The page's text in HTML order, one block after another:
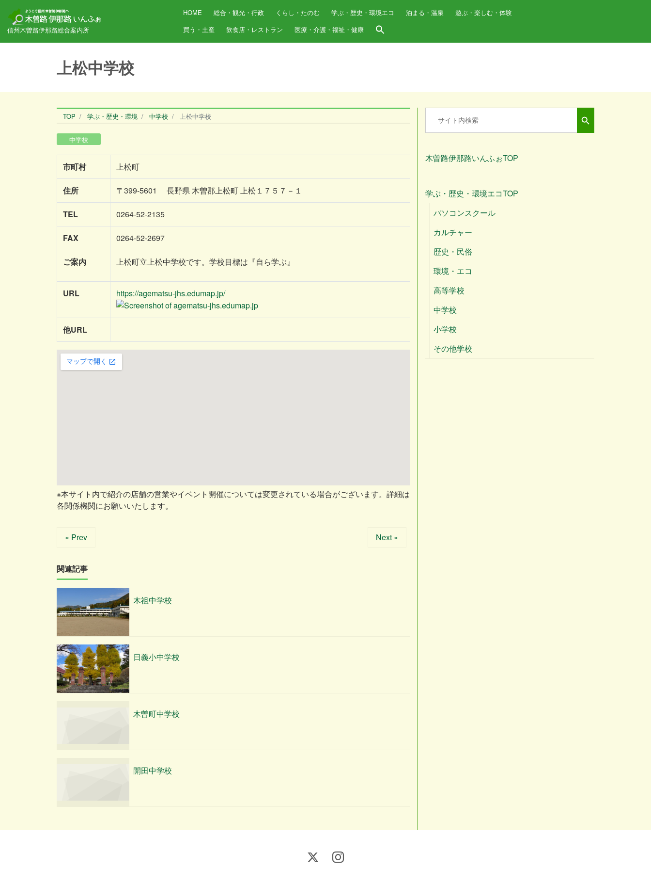
信州木曽路伊那路総合案内所
HOME 総合・観光・行政 くらし・たのむ 学ぶ・歴史・環境エコ 泊まる・温泉
遊ぶ・楽しむ・体験
買う・土産
飲食店・レストラン 医療・介護・福祉・健康
上松中学校
TOP 学ぶ・歴史・環境 中学校 上松中学校
中学校
市町村 上松町
住所 〒399-5601 長野県 木曽郡上松町 上松１７５７－１
TEL 0264-52-2135
FAX 0264-52-2697
ご案内 上松町立上松中学校です。学校目標は『自ら学ぶ』
URL https://agematsu-jhs.edumap.jp/
他URL
※本サイト内で紹介の店舗の営業やイベント開催については変更されている場合がございます。詳細は
各関係機関にお願いいたします。
« Prev Next »
関連記事
木祖中学校
日義小中学校
木曽町中学校
開田中学校
Search Search Button
木曽路伊那路いんふぉTOP
学ぶ・歴史・環境エコTOP
パソコンスクール
カルチャー
歴史・民俗
環境・エコ
高等学校
中学校
小学校
その他学校